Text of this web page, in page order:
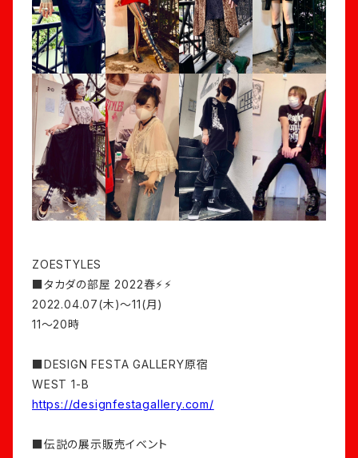
ZOESTYLES
■タカダの部屋 2022春⚡︎⚡︎
2022.04.07(木)〜11(月)
11〜20時
■DESIGN FESTA GALLERY原宿
WEST 1-B
https://designfestagallery.com/
■伝説の展示販売イベント